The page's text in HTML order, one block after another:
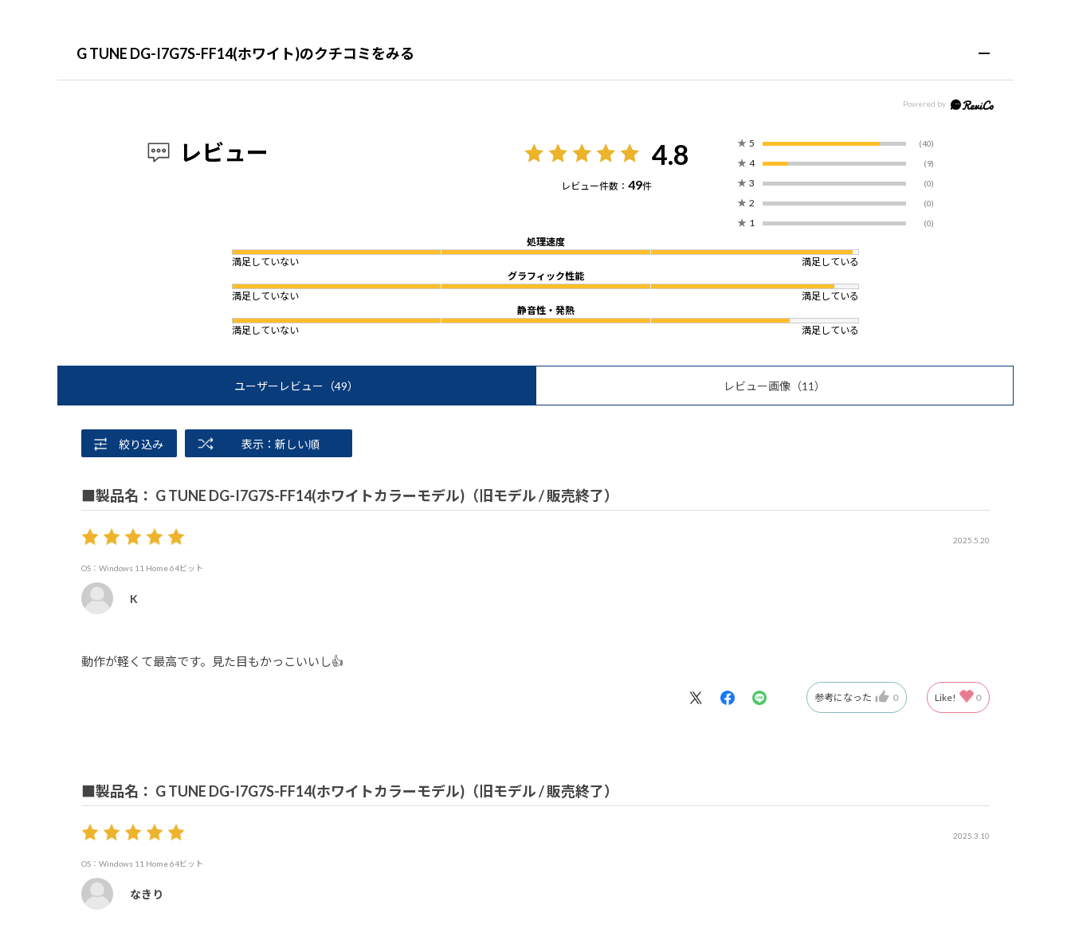
G TUNE DG-I7G7S-FF14(ホワイト)のクチコミをみる
レビュー 4.8
レビュー件数： 49件
★ 5 (40)
★ 4 (9)
★ 3 (0)
★ 2 (0)
★ 1 (0)
処理速度
満足していない
満足している
グラフィック性能
満足していない
満足している
静音性・発熱
満足していない
満足している
ユーザーレビュー （49） レビュー画像 （11）
絞り込み 表示：新しい順
■製品名： G TUNE DG-I7G7S-FF14(ホワイトカラーモデル)（旧モデル / 販売終了）
2025.5.20
OS：Windows 11 Home 64ビット
K
動作が軽くて最高です。見た目もかっこいいし👍
参考になった 0 Like! 0
■製品名： G TUNE DG-I7G7S-FF14(ホワイトカラーモデル)（旧モデル / 販売終了）
2025.3.10
OS：Windows 11 Home 64ビット
なきり